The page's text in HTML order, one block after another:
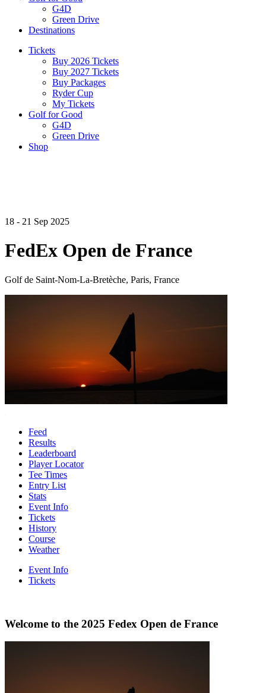
G4D
Green Drive
Destinations
Tickets
Buy 2026 Tickets
Buy 2027 Tickets
Buy Packages
Ryder Cup
My Tickets
Golf for Good
G4D
Green Drive
Shop
18 - 21 Sep 2025
FedEx Open de France
Golf de Saint-Nom-La-Bretèche, Paris, France
Feed
Results
Leaderboard
Player Locator
Tee Times
Entry List
Stats
Event Info
Tickets
History
Course
Weather
Event Info
Tickets
Welcome to the 2025 Fedex Open de France